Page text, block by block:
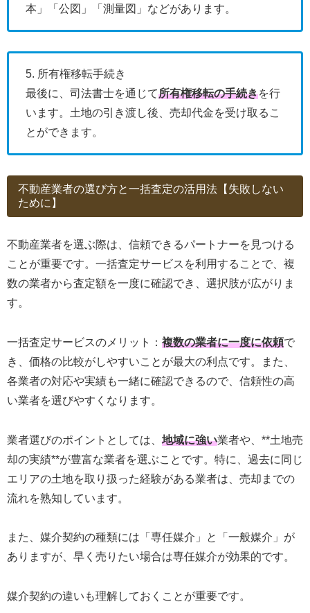
本」「公図」「測量図」などがあります。
5. 所有権移転手続き
最後に、司法書士を通じて所有権移転の手続きを行
います。土地の引き渡し後、売却代金を受け取るこ
とができます。
不動産業者の選び方と一括査定の活用法【失敗しない
ために】
不動産業者を選ぶ際は、信頼できるパートナーを見つける
ことが重要です。一括査定サービスを利用することで、複
数の業者から査定額を一度に確認でき、選択肢が広がりま
す。
一括査定サービスのメリット： 複数の業者に一度に依頼で
き、価格の比較がしやすいことが最大の利点です。また、
各業者の対応や実績も一緒に確認できるので、信頼性の高
い業者を選びやすくなります。
業者選びのポイントとしては、 地域に強い業者や、**土地売
却の実績**が豊富な業者を選ぶことです。特に、過去に同じ
エリアの土地を取り扱った経験がある業者は、売却までの
流れを熟知しています。
また、媒介契約の種類には「専任媒介」と「一般媒介」が
ありますが、早く売りたい場合は専任媒介が効果的です。
媒介契約の違いも理解しておくことが重要です。